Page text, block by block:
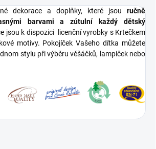
dekorace a doplňky, které jsou ručně
barvami a zútulní každý dětský
jsou k dispozici licenční vyrobky s Krtečkem
motivy. Pokojíček Vašeho dítka můžete
stylu při výběru věšáčků, lampiček nebo